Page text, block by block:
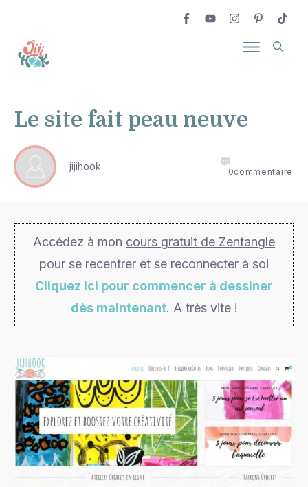
Le site fait peau neuve
jijihook 0commentaire
Accédez à mon cours gratuit de Zentangle
pour se recentrer et se reconnecter à soi
Cliquez ici pour commencer à dessiner
dès maintenant. A très vite !